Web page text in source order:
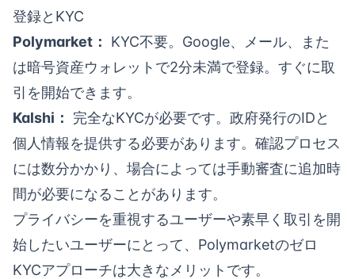
登録とKYC
Polymarket：
KYC不要。Google、メール、また
は暗号資産ウォレットで2分未満で登録。すぐに取
引を開始できます。
Kalshi：
完全なKYCが必要です。政府発行のIDと
個人情報を提供する必要があります。確認プロセス
には数分かかり、場合によっては手動審査に追加時
間が必要になることがあります。
プライバシーを重視するユーザーや素早く取引を開
始したいユーザーにとって、Polymarketのゼロ
KYCアプローチは大きなメリットです。